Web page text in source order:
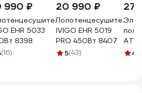
990 ₽
EHR 5033
8398
(16)
20 990 ₽
Полотенцесушитель
IVIGO EHR 5019
PRO 450Вт 8407
5(43)
27
ANT
4.5